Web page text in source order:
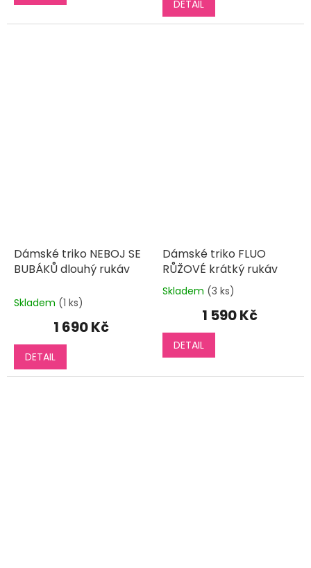
z
DETAIL
Dámské triko NEBOJ SE
BUBÁKŮ dlouhý rukáv
Skladem (1 ks)
1 690 Kč
DETAIL
Dámské triko FLUO
RŮŽOVÉ krátký rukáv
Průměrné
produktu
je
5,0
z
Skladem (3 ks)
1 590 Kč
DETAIL